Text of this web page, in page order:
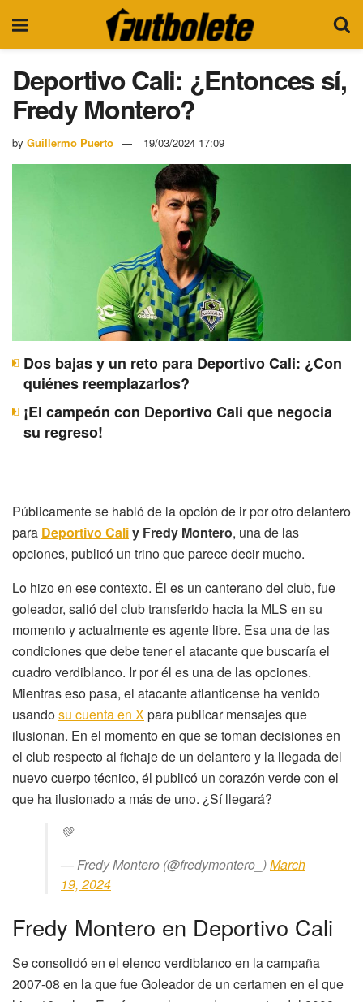
Deportivo Cali: ¿Entonces sí,
Fredy Montero?
by Guillermo Puerto 19/03/2024 17:09
Dos bajas y un reto para Deportivo Cali: ¿Con
quiénes reemplazarlos?
¡El campeón con Deportivo Cali que negocia
su regreso!
Públicamente se habló de la opción de ir por otro delantero
para Deportivo Caliy Fredy Montero, una de las
opciones, publicó un trino que parece decir mucho.
Lo hizo en ese contexto. Él es un canterano del club, fue
goleador, salió del club transferido hacia la MLS en su
momento y actualmente es agente libre. Esa una de las
condiciones que debe tener el atacante que buscaría el
cuadro verdiblanco. Ir por él es una de las opciones.
Mientras eso pasa, el atacante atlanticense ha venido
usandosu cuenta en Xpara publicar mensajes que
ilusionan. En el momento en que se toman decisiones en
el club respecto al fichaje de un delantero y la llegada del
nuevo cuerpo técnico, él publicó un corazón verde con el
que ha ilusionado a más de uno. ¿Sí llegará?
💚
— Fredy Montero (@fredymontero_)March
19, 2024
Fredy Montero en Deportivo Cali
Se consolidó en el elenco verdiblanco en la campaña
2007-08 en la que fue Goleador de un certamen en el que